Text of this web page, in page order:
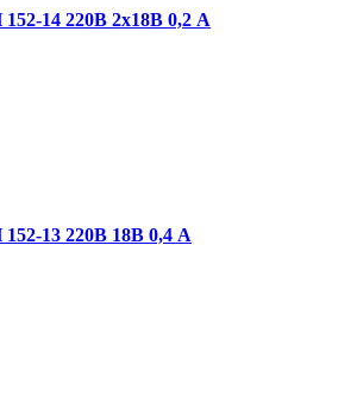
14 220В 2х18В 0,2 А
13 220В 18В 0,4 А